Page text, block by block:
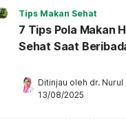
Tips Makan Sehat
7 Tips Pola Makan
Sehat Saat
Ditinjau oleh dr. Nurul
13/08/2025